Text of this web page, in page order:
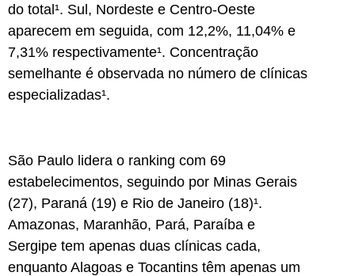
do total¹. Sul, Nordeste e Centro-Oeste
aparecem em seguida, com 12,2%, 11,04% e
7,31% respectivamente¹. Concentração
semelhante é observada no número de clínicas
especializadas¹.
São Paulo lidera o ranking com 69
estabelecimentos, seguindo por Minas Gerais
(27), Paraná (19) e Rio de Janeiro (18)¹.
Amazonas, Maranhão, Pará, Paraíba e
Sergipe tem apenas duas clínicas cada,
enquanto Alagoas e Tocantins têm apenas um